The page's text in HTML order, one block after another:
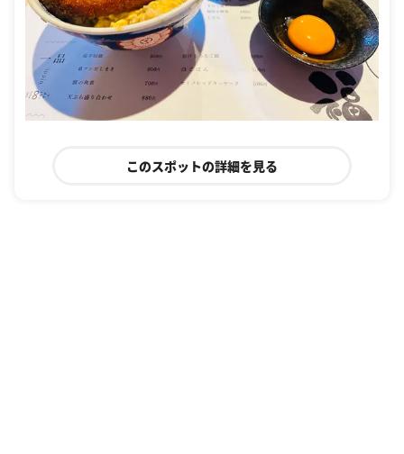
このスポットの詳細を見る